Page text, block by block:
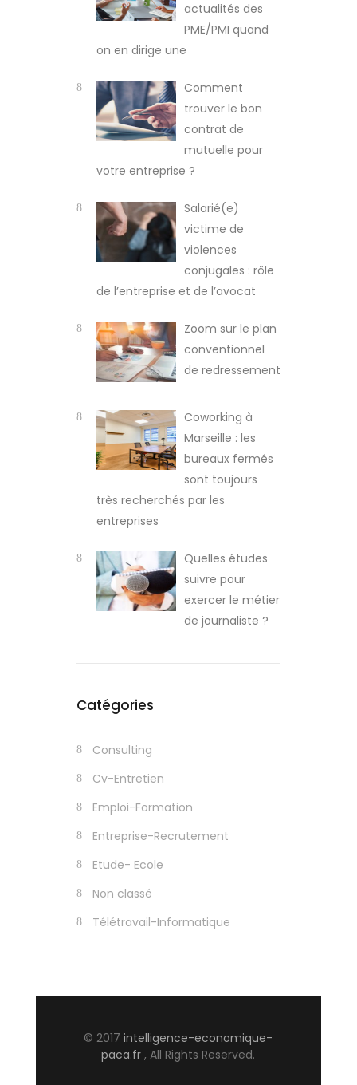
actualités des
PME/PMI quand
on en dirige une
Comment
trouver le bon
contrat de
mutuelle pour
votre entreprise ?
Salarié(e)
victime de
violences
conjugales : rôle
de l’entreprise et de l’avocat
Zoom sur le plan
conventionnel
de redressement
Coworking à
Marseille : les
bureaux fermés
sont toujours
très recherchés par les
entreprises
Quelles études
suivre pour
exercer le métier
de journaliste ?
Catégories
Consulting
Cv-Entretien
Emploi-Formation
Entreprise-Recrutement
Etude- Ecole
Non classé
Télétravail-Informatique
© 2017intelligence-economique-
paca.fr , All Rights Reserved.